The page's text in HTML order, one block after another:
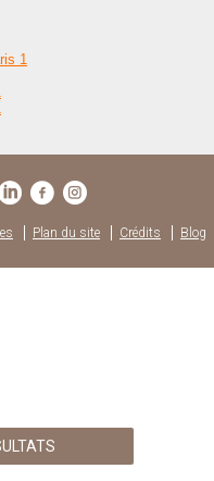
1
Plan du site Crédits Blog